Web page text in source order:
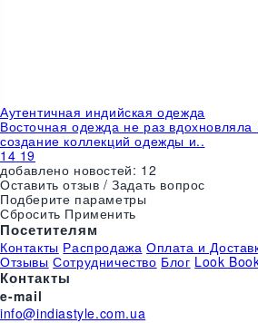
Аутентичная индийская одежда
Восточная одежда не раз
создание коллекций одежды и..
14 19
добавлено новостей: 12
Оставить отзыв / Задать вопрос
Подберите параметры
Сбросить Применить
Посетителям
Контакты Распродажа Оплата и
Отзывы Сотрудничество Блог Look
Контакты
e-mail
info@indiastyle.com.ua